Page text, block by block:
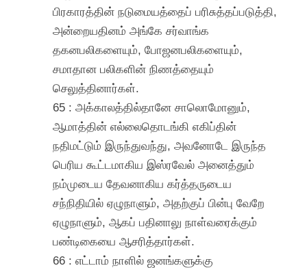
பிரகாரத்தின் நடுமையத்தைப் பரிசுத்தப்படுத்தி,
அன்றையதினம் அங்கே சர்வாங்க
தகனபலிகளையும், போஜனபலிகளையும்,
சமாதான பலிகளின் நிணத்தையும்
செலுத்தினார்கள்.
65 : அக்காலத்தில்தானே சாலொமோனும்,
ஆமாத்தின் எல்லைதொடங்கி எகிப்தின்
நதிமட்டும் இருந்துவந்து, அவனோடே இருந்த
பெரிய கூட்டமாகிய இஸ்ரவேல் அனைத்தும்
நம்முடைய தேவனாகிய கர்த்தருடைய
சந்நிதியில் ஏழுநாளும், அதற்குப் பின்பு வேறே
ஏழுநாளும், ஆகப் பதினாலு நாள்வரைக்கும்
பண்டிகையை ஆசரித்தார்கள்.
66 : எட்டாம் நாளில் ஜனங்களுக்கு